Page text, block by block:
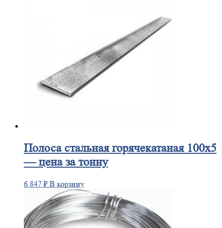
Полосастальная горячекатаная 100х5
— цена за тонну
6 847 ₽ В корзину